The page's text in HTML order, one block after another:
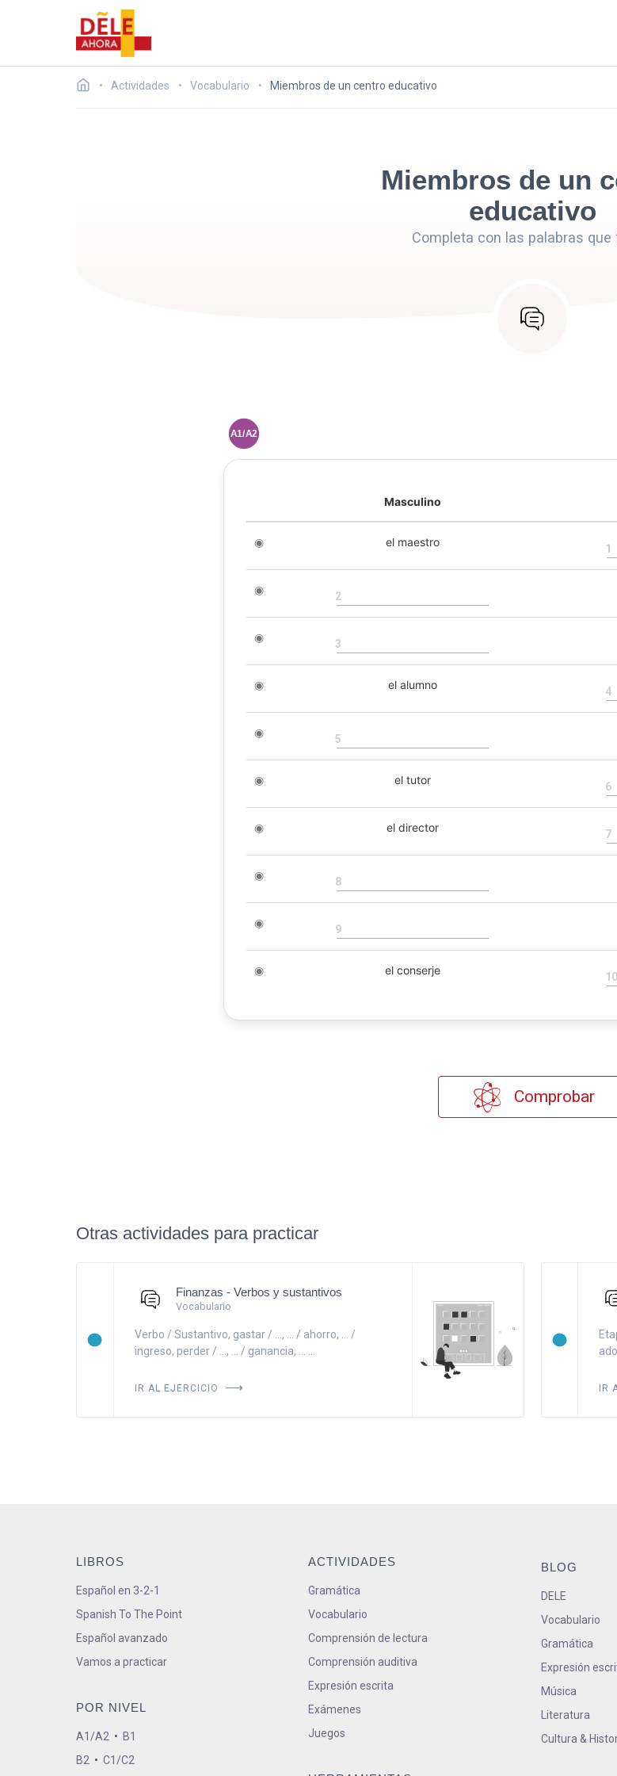
Actividades Vocabulario Miembros de un centro educativo
Miembros de un
educativo
Completa con las palabras que
A1/A2
Masculino
◉ el maestro 1
◉ 2
◉ 3
◉ el alumno 4
◉ 5
◉ el tutor 6
◉ el director 7
◉ 8
◉ 9
◉ el conserje 10
Comprobar
Otras actividades para practicar
Finanzas - Verbos y sustantivos
Vocabulario
Verbo / Sustantivo, gastar / ..., ... / ahorro, ... /
ingreso, perder / ..., ... / ganancia, ... ...
IR AL EJERCICIO IR
LIBROS
Español en 3-2-1
Spanish To The Point
Español avanzado
Vamos a practicar
POR NIVEL
A1/A2 • B1
B2 • C1/C2
ACTIVIDADES
Gramática
Vocabulario
Comprensión de lectura
Comprensión auditiva
Expresión escrita
Exámenes
Juegos
BLOG
DELE
Vocabulario
Gramática
Expresión
Música
Literatura
Cultura &